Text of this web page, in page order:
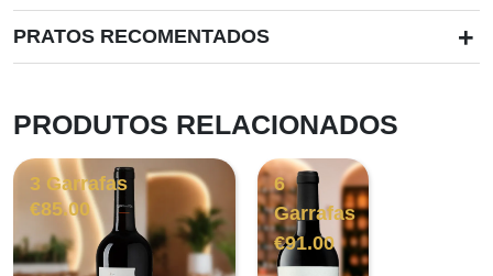
PRATOS RECOMENTADOS +
PRODUTOS RELACIONADOS
3 Garrafas
€85.00
6
Garrafas
€91.00